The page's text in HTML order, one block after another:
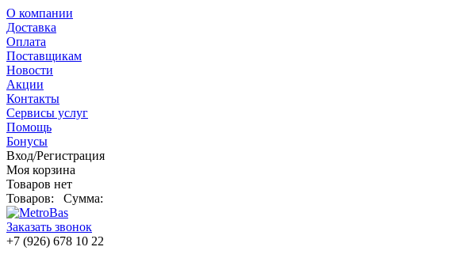
О компании
Доставка
Оплата
Поставщикам
Новости
Акции
Контакты
Сервисы услуг
Помощь
Бонусы
Вход/Регистрация
Моя корзина
Товаров нет
Товаров:
Сумма:
Заказать звонок
+7 (926) 678 10 22